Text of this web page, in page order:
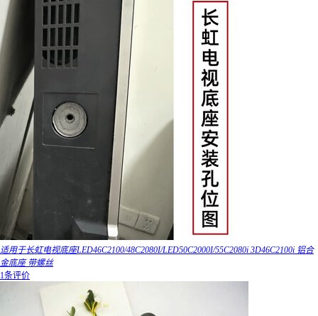
适用于长虹电视底座LED46C2100/48C2080I/LED50C2000I/55C2080i 3D46C2100i 铝合
金底座 带螺丝
1条评价